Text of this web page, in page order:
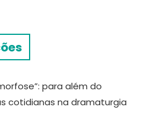
para além do
cotidianas na dramaturgia